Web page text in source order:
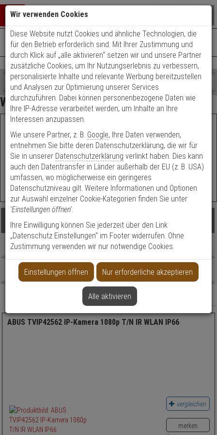
Warenkorb schließen
0 ARTIKEL IM WARENKORB
Ihr Warenkorb ist momentan leer.
Ergebnisse (43) Fertig
Hersteller Filter
Preis Filter (43
€ €
Artikelauswahl
Modell / Serie
Technik
Technik
Bildauflösung
Blickwinkel (horizontal)
Einsatzbereich
Objektiv-Brennweite
Objektiv-Brennweite
Shop
durchsuchen
Bitte
geben
Sie
Zeichen
ein,
um
Suche
starten.
Es
wurde
noch
Suche
gestartet
+49 (0)821 899 493-0Mo. - Do.: 8:00 - 16:30 | Fr.: 8:00 - 14:00 Uhr
Wlan-Kameras
Kamera haben?
Produkte
Topseller
Beratung
Filter anzeigen
ABUS TVIP42562 IP-Kamera 1080p T/N IR WLAN IP66
vergleichen
merken
Wir verwenden Cookies
Diese Website nutzt Cookies und ähnliche Technologien, die
für den Betrieb erforderlich sind. Mit Ihrer Zustimmung und
durch Klick auf „alle aktivieren“ setzen wir und unsere Partner
zusätzliche Cookies, um Ihr Nutzungserlebnis zu verbessern,
personalisierte Inhalte und relevante Werbung bereitzustellen
und Analysen zur Optimierung unserer Services
durchzuführen. Dabei können personenbezogene Daten wie
Ihre IP-Adresse verarbeitet werden, um Inhalte an Ihre
Interessen anzupassen.
Wie unsere Partner, z. B. Google, Ihre Daten verwenden,
entnehmen Sie bitte deren Datenschutzerklärung, die wir für
Sie in unserer Datenschutzerklärung verlinkt haben. Dies kann
auch den Datentransfer in Länder außerhalb der EU (z. B. USA)
umfassen, wo möglicherweise ein geringeres
Datenschutzniveau gilt. Weitere Informationen und Optionen
zur Auswahl einzelner Cookie-Kategorien finden Sie unter
'Einstellungen öffnen'.
Ihre Einwilligung können Sie jederzeit über den Link
„Datenschutz Einstellungen“ im Footer widerrufen. Ohne
Zustimmung verwenden wir nur notwendige Cookies.
Einstellungen öffnen Nur erforderliche akzeptieren
Alle aktivieren